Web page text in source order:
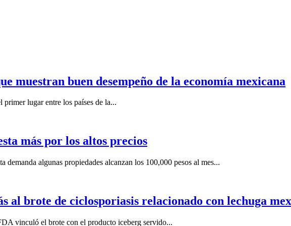
muestran buen desempeño de la economía mexicana
lugar entre los países de la...
más por los altos precios
algunas propiedades alcanzan los 100,000 pesos al mes...
al brote de ciclosporiasis relacionado con lechuga
vinculó el brote con el producto iceberg servido...